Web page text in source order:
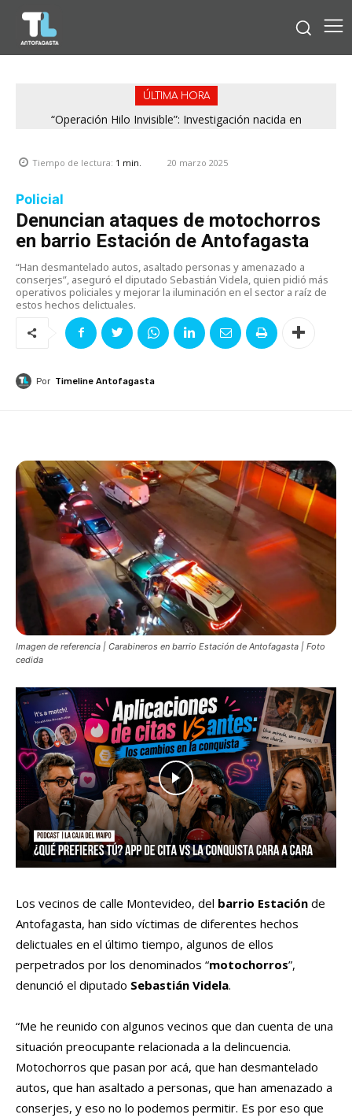
ÚLTIMA HORA
“Operación Hilo Invisible”: Investigación nacida en
Región de Antofagasta enfrentará nuevo episodio
Tiempo de lectura: 1 min. 20 marzo 2025
Policial
Denuncian ataques de motochorros
en barrio Estación de Antofagasta
“Han desmantelado autos, asaltado personas y amenazado a
conserjes”, aseguró el diputado Sebastián Videla, quien pidió más
operativos policiales y mejorar la iluminación en el sector a raíz de
estos hechos delictuales.
Por Timeline Antofagasta
Imagen de referencia | Carabineros en barrio Estación de Antofagasta | Foto
cedida
Los vecinos de calle Montevideo, del barrio Estación de
Antofagasta, han sido víctimas de diferentes hechos
delictuales en el último tiempo, algunos de ellos
perpetrados por los denominados “motochorros”,
denunció el diputado Sebastián Videla.
“Me he reunido con algunos vecinos que dan cuenta de una
situación preocupante relacionada a la delincuencia.
Motochorros que pasan por acá, que han desmantelado
autos, que han asaltado a personas, que han amenazado a
conserjes, y eso no lo podemos permitir. Es por eso que